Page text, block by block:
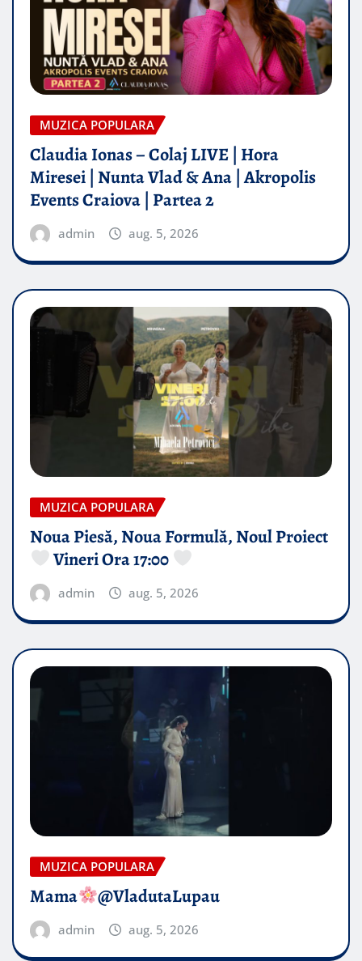
MUZICA POPULARA
Claudia Ionas – Colaj LIVE | Hora
Miresei | Nunta Vlad & Ana | Akropolis
Events Craiova | Partea 2
admin aug. 5, 2026
MUZICA POPULARA
Noua Piesă, Noua Formulă, Noul Proiect
Vineri Ora 17:00
admin aug. 5, 2026
MUZICA POPULARA
Mama @VladutaLupau
admin aug. 5, 2026